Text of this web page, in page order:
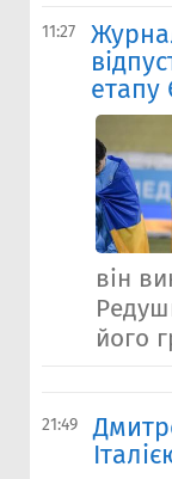
11:27
етапу
він
його
21:49